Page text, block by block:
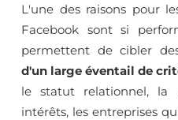
L'une des raisons pour
Facebook sont si
permettent de cibler
d'un large éventail de
le statut relationnel, la
intérêts, les entreprises